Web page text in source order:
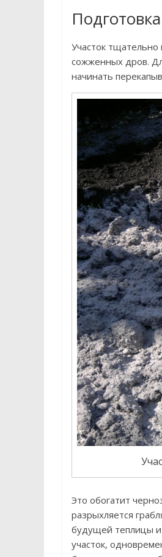
Участок
сожженных дров.
начинать
Это обогатит
разрыхляется
будущей теплицы
участок,